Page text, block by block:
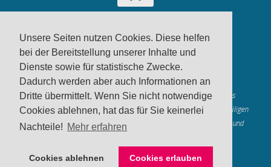
Unsere Seiten nutzen Cookies. Diese helfen
bei der Bereitstellung unserer Inhalte und
Dienste sowie für statistische Zwecke.
Dadurch werden aber auch Informationen an
Dritte übermittelt. Wenn Sie nicht notwendige
Cookies ablehnen, hat das für Sie keinerlei
Nachteile! Mehr erfahren
Cookies ablehnen Cookies erlauben
produktwarnung.eu - 2007-2026
Made in Gerstetten |Medienzentrum Gerstetten
Alle genannten Marken, Warenzeichen und Logos innerhalb dieses
Medienangebotes sind durch die Marken- und Urheberechte der jeweiligen
Rechteinhaber geschützt, und dienen lediglich der Berichterstattung und